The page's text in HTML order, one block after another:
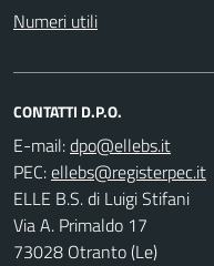
Numeri utili
CONTATTI D.P.O.
E-mail:
PEC:
ELLE B.S. di Luigi Stifani
Via A. Primaldo 17
73028 Otranto (Le)